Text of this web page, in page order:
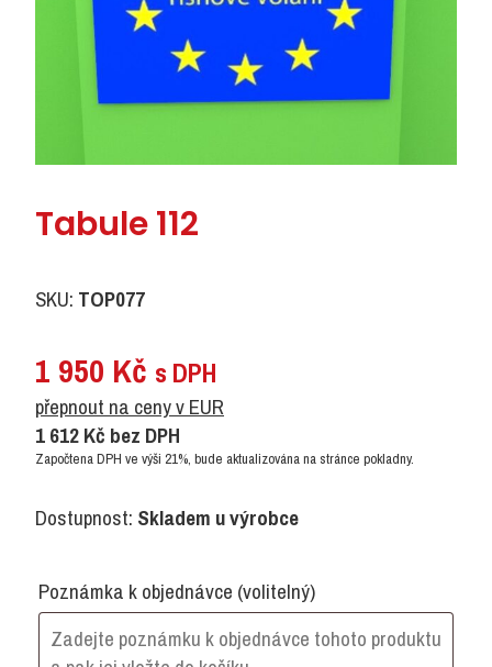
Tabule 112
SKU: TOP077
1 950 Kč s DPH
přepnout na ceny v EUR
1 612Kč bez DPH
Započtena DPH ve výši 21%, bude aktualizována na stránce pokladny.
Dostupnost: Skladem u výrobce
Poznámka k objednávce (volitelný)